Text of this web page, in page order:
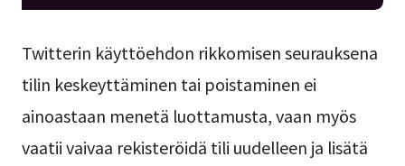
Twitterin käyttöehdon rikkomisen seurauksena
tilin keskeyttäminen tai poistaminen ei
ainoastaan menetä luottamusta, vaan myös
vaatii vaivaa rekisteröidä tili uudelleen ja lisätä